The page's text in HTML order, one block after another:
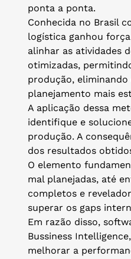
ponta a ponta.
Conhecida no Brasil
logística ganhou
alinhar as atividades
otimizadas,
produção,
planejamento mais
A aplicação dessa
identifique e
produção. A
dos resultados
O elemento
mal planejadas, até
completos e
superar os gaps
Em razão disso,
Bussiness
melhorar a